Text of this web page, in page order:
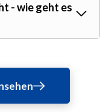
- wie geht es